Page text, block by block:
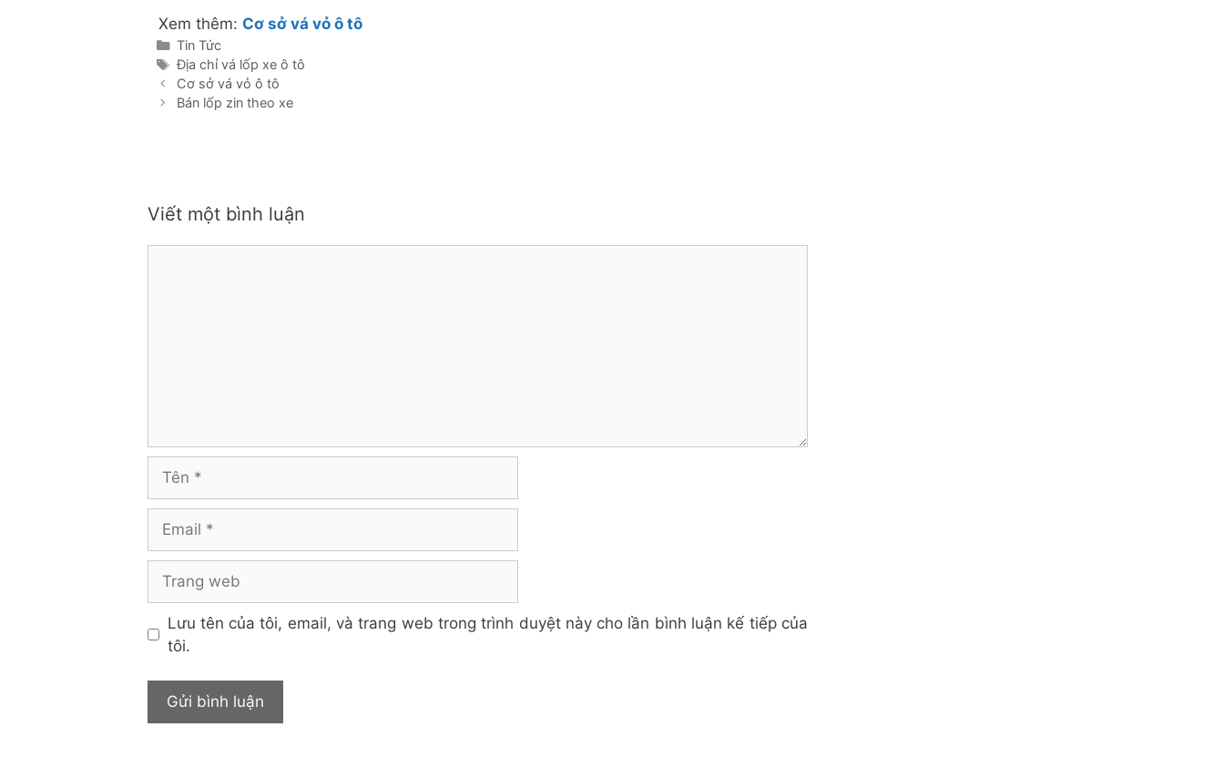
Xem thêm: Cơ sở vá vỏ ô tô
Danh
mục
Tin Tức
Thẻ
Địa chỉ vá lốp xe ô tô
Cơ sở vá vỏ ô tô
Bán lốp zin theo xe
Viết một bình luận
web
Lưu tên của tôi, email, và trang web trong trình duyệt này cho lần bình luận kế tiếp của
tôi.